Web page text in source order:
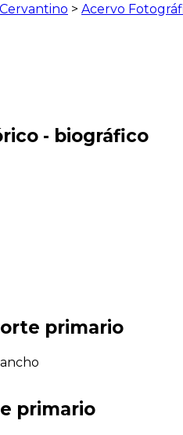
> Acervo
- biográfico
primario
primario